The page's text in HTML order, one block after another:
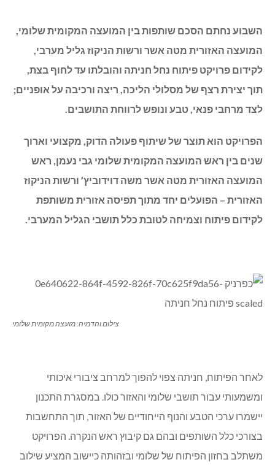
השבוע נחתם הסכם שותפות בין המועצה המקומית שלומי,
המועצה האזורית מטה אשר ורשות הניקוז גליל מערבי,
לקידום פרויקט פיתוח נחל חניתה והובלתו עד לחוף בצת,
תוך יצירת רצף של מסלולי הליכה, ריצה ורכיבה על אופניים;
לצד מרחבי פנאי, טבע ונופש לרווחת התושבים.
הפרויקט הוא תוצר של שיתוף פעולה הדוק, מקצועי וארוך
שנים בין ראש המועצה המקומית שלומי גבי נעמן, ראש
המועצה האזורית מטה אשר משה דוידוביץ’ ורשות הניקוז
האזורית – הפועלים יחד מתוך תפיסה אזורית משותפת
לקידום פיתוח וצמיחה לטובת כלל תושבי הגליל המערבי.
צילום והדמיה: מועצה מקומית שלומי
לאחר הפיתוח, חניתה צפוי להפוך למרחב ציבורי איכותי
ומשמעותי עבור תושבי שלומי והאזור כולו. במסגרת התכנון
יישמרו ערכי הטבע והנוף הייחודיים של האזור, תוך התחשבות
בצורכי כלל השותפים ובהם גם קיבוץ ראש הנקרה. הפרויקט
משתלב בחזון הפיתוח של שלומי ובזהותה כיישוב המציע שילוב